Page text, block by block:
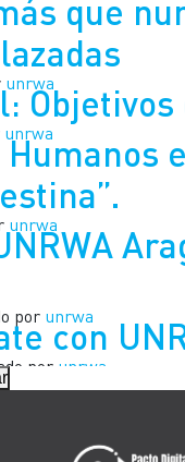
que
unrwa
unrwa
unrwa
por unrwa
con
por unrwa